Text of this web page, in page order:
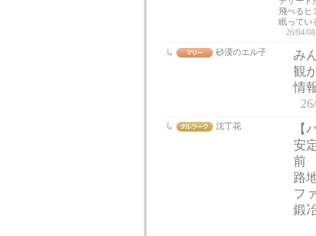
飛べるヒ
眠ってい
26/04/
砂漠のエル子
み
観
情
沈丁花
【
安
前
路
フ
鍛